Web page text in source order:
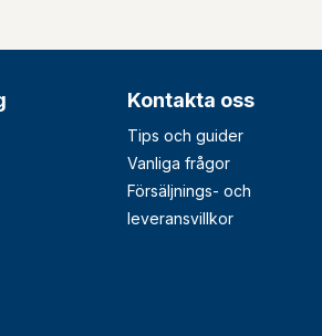
Kontakta oss
Tips och guider
Vanliga frågor
Försäljnings- och
leveransvillkor